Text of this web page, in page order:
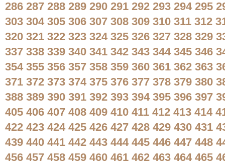
286 287 288 289 290 291 292 293 294 295
303 304 305 306 307 308 309 310 311 312
320 321 322 323 324 325 326 327 328 329
337 338 339 340 341 342 343 344 345 346
354 355 356 357 358 359 360 361 362 363
371 372 373 374 375 376 377 378 379 380
388 389 390 391 392 393 394 395 396 397
405 406 407 408 409 410 411 412 413 414
422 423 424 425 426 427 428 429 430 431
439 440 441 442 443 444 445 446 447 448
456 457 458 459 460 461 462 463 464 465